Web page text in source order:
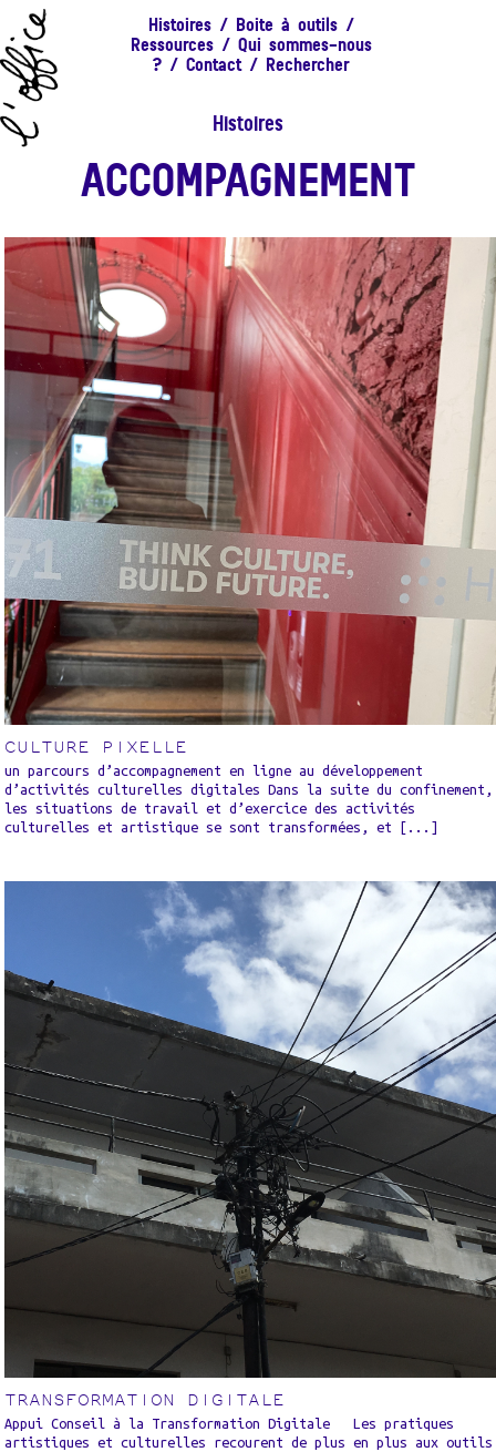
Histoires/ Boite à outils/
Ressources/ Qui sommes-nous
? /Contact/ Rechercher
Histoires
ACCOMPAGNEMENT
CULTURE PIXELLE
un parcours d’accompagnement en ligne au développement
d’activités culturelles digitales Dans la suite du confinement,
les situations de travail et d’exercice des activités
culturelles et artistique se sont transformées, et [...]
TRANSFORMATION DIGITALE
Appui Conseil à la Transformation Digitale Les pratiques
artistiques et culturelles recourent de plus en plus aux outils